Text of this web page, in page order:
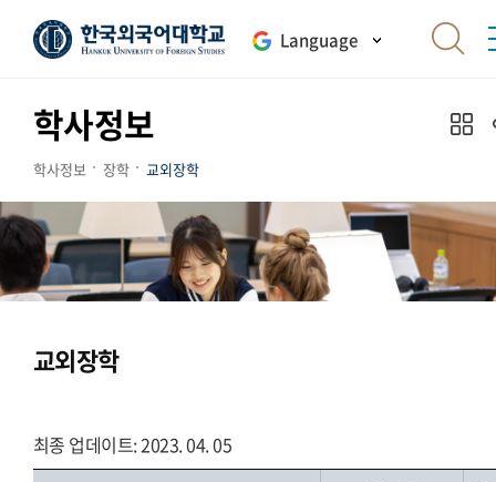
Language
학사정보
학사정보 장학 교외장학
교외장학
최종 업데이트: 2023. 04. 05